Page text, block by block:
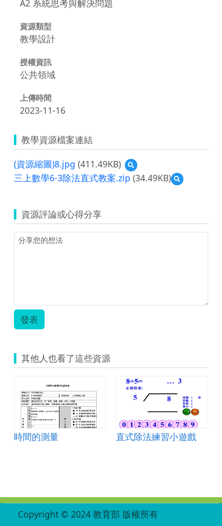
A2 系統思考與解決問題
資源類型
教學設計
授權資訊
公共領域
上傳時間
2023-11-16
教學資源檔案連結
(資源縮圖)8.jpg (411.49KB)
預
覽
(資
三上數學6-3除法直式教案.zip (34.49KB)
預
覽
學
6-
資源評論或心得分享
發表
其他人也看了這些資源
時間的測量 直式除法練習小遊戲
Copyright © 2024 教育部 版權所有